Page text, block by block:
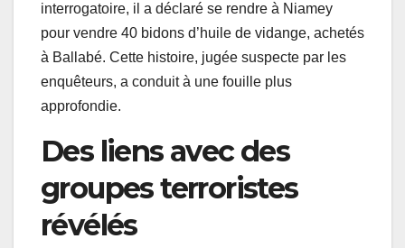
interrogatoire, il a déclaré se rendre à Niamey
pour vendre 40 bidons d’huile de vidange, achetés
à Ballabé. Cette histoire, jugée suspecte par les
enquêteurs, a conduit à une fouille plus
approfondie.
Des liens avec des
groupes terroristes
révélés